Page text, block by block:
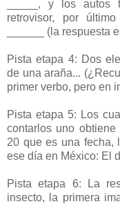
_____, y los autos
retrovisor, por
______ (la respuesta
Pista etapa 4: Dos
de una araña...
primer verbo, pero en
Pista etapa 5: Los
contarlos uno
20 que es una fecha,
ese día en México: El
Pista etapa 6: La
insecto, la primera